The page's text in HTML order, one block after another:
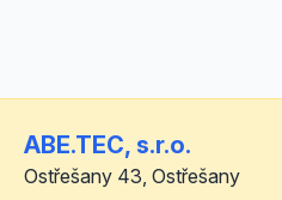
ABE.TEC, s.r.o.
Ostřešany 43, Ostřešany